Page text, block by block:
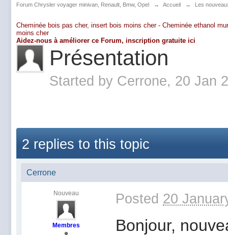
Forum Chrysler voyager minivan, Renault, Bmw, Opel → Accueil → Les
Cheminée bois pas cher, insert bois moins cher - Cheminée ethanol
moins cher
Aidez-nous à améliorer ce Forum, inscription gratuite ici
Présentation
Started by Cerrone, 20 Jan
2 replies to this topic
Cerrone
Nouveau
Membres
Posted 20
Bonjour,